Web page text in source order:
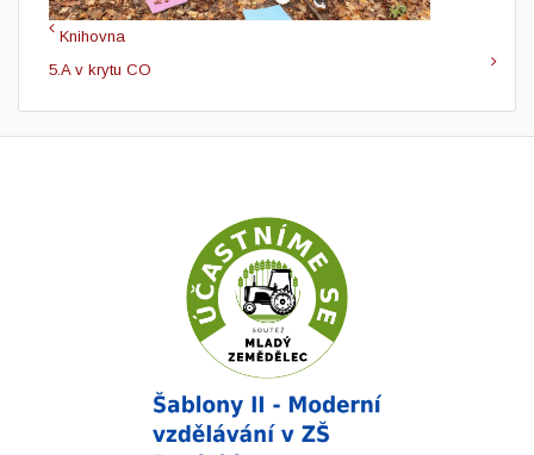
Knihovna
5.A v krytu CO